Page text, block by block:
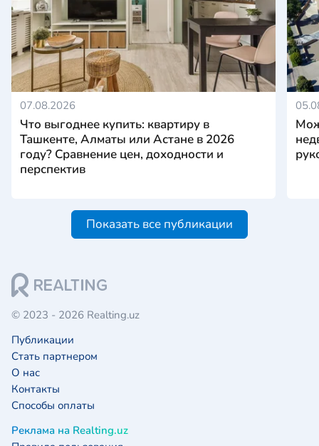
07.08.2026
Что выгоднее купить: квартиру в
Ташкенте, Алматы или Астане в 2026
году? Сравнение цен, доходности и
перспектив
Показать все публикации
© 2023 - 2026 Realting.uz
Публикации
Стать партнером
О нас
Контакты
Способы оплаты
Реклама на Realting.uz